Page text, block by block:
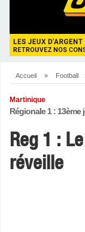
Accueil » Football
Martinique
Régionale 1 : 13ème
Reg 1 :
réveille